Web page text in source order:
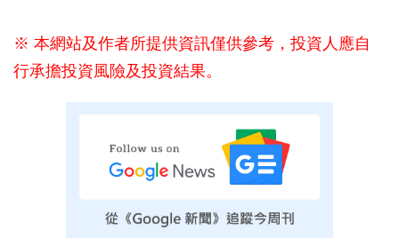
※ 本網站及作者所提供資訊僅供參考，投資人應自
行承擔投資風險及投資結果。